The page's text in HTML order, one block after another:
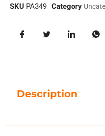
SKU PA349 Category
Description